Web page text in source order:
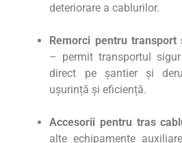
deteriorare a cablurilor.
Remorci pentru
– permit transportul
direct pe șantier și
ușurință și eficiență.
Accesorii pentru tras
alte echipamente